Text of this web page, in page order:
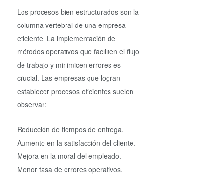
Los procesos bien estructurados son la
columna vertebral de una empresa
eficiente. La implementación de
métodos operativos que faciliten el flujo
de trabajo y minimicen errores es
crucial. Las empresas que logran
establecer procesos eficientes suelen
observar:
Reducción de tiempos de entrega.
Aumento en la satisfacción del cliente.
Mejora en la moral del empleado.
Menor tasa de errores operativos.